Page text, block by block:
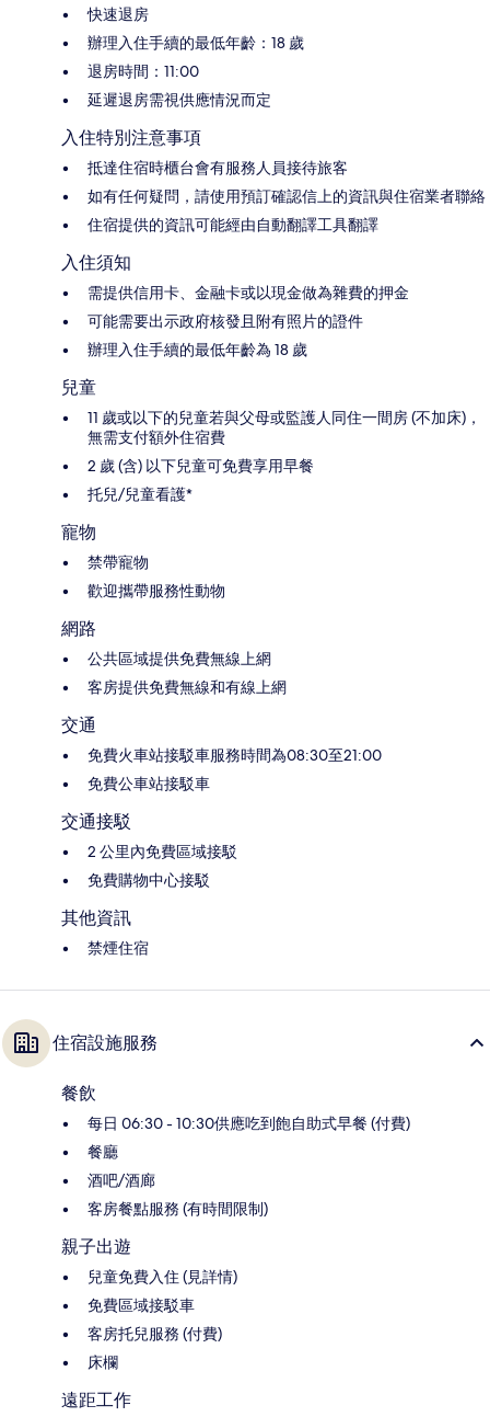
快速退房
辦理入住手續的最低年齡：18 歲
退房時間：11:00
延遲退房需視供應情況而定
入住特別注意事項
抵達住宿時櫃台會有服務人員接待旅客
如有任何疑問，請使用預訂確認信上的資訊與住宿業者聯絡
住宿提供的資訊可能經由自動翻譯工具翻譯
入住須知
需提供信用卡、金融卡或以現金做為雜費的押金
可能需要出示政府核發且附有照片的證件
辦理入住手續的最低年齡為 18 歲
兒童
11 歲或以下的兒童若與父母或監護人同住一間房 (不加床)，
無需支付額外住宿費
2 歲 (含) 以下兒童可免費享用早餐
托兒/兒童看護*
寵物
禁帶寵物
歡迎攜帶服務性動物
網路
公共區域提供免費無線上網
客房提供免費無線和有線上網
交通
免費火車站接駁車服務時間為08:30至21:00
免費公車站接駁車
交通接駁
2 公里內免費區域接駁
免費購物中心接駁
其他資訊
禁煙住宿
住宿設施服務
餐飲
每日 06:30 - 10:30供應吃到飽自助式早餐 (付費)
餐廳
酒吧/酒廊
客房餐點服務 (有時間限制)
親子出遊
兒童免費入住 (見詳情)
免費區域接駁車
客房托兒服務 (付費)
床欄
遠距工作